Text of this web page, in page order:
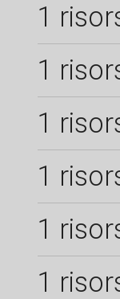
1
1
1
1
1
1